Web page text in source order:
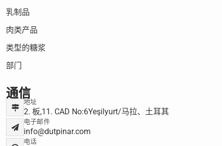
乳制品
肉类产品
类型的糖浆
部门
通信
地址
2. 板,11. CAD No:6Yeşilyurt/马拉、土耳其
电子邮件
info@dutpinar.com
电话